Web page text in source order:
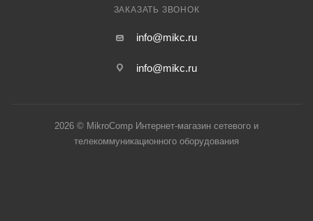
ЗАКАЗАТЬ ЗВОНОК
info@mikc.ru
info@mikc.ru
2026 © MikroComp Интернет-магазин сетевого и
телекоммуникационного оборудования